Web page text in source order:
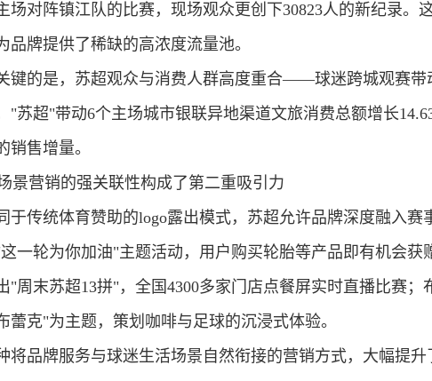
场对阵镇江队的比赛，现场观众更创下30823人的新纪录。
品牌提供了稀缺的高浓度流量池。
键的是， 苏超观众与消费人群高度重合——球迷跨城观赛带
"苏超"带动6个主场城市银联异地渠道文旅消费总额增长
销售增量。
景营销的强关联性构成了第二重吸引力
于传统体育赞助的logo露出模式，苏超允许品牌深度融入赛
一轮为你加油"主题活动，用户购买轮胎等产品即有机会
"周末苏超13拼"，全国4300多家门店点餐屏实时直播比赛
蕾克"为主题，策划咖啡与足球的沉浸式体验。
将品牌服务与球迷生活场景自然衔接的营销方式，大幅提